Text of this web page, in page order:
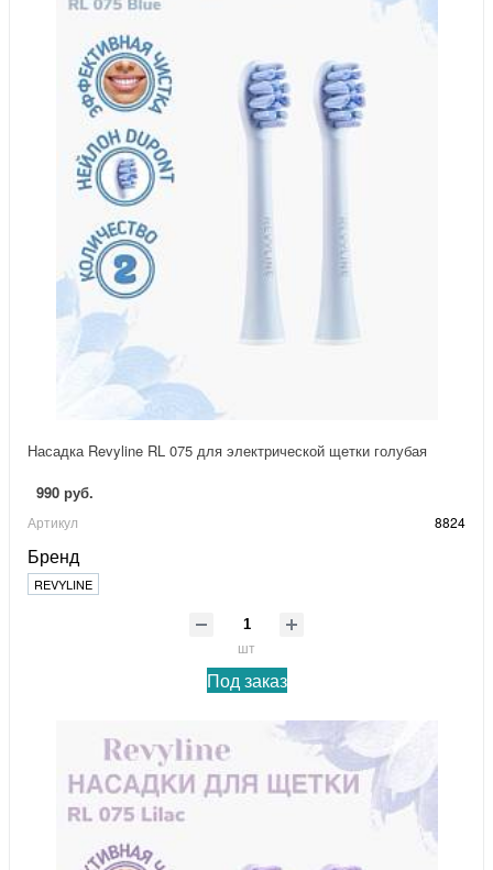
Насадка Revyline RL 075 для электрической щетки голубая
990 руб.
Артикул 8824
Бренд
REVYLINE
шт
Под заказ